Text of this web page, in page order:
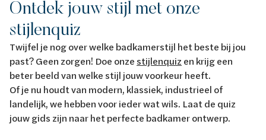
Ontdek jouw stijl met onze
stijlenquiz
Twijfel je nog over welke badkamerstijl het beste bij jou
past? Geen zorgen! Doe onze stijlenquiz en krijg een
beter beeld van welke stijl jouw voorkeur heeft.
Of je nu houdt van modern, klassiek, industrieel of
landelijk, we hebben voor ieder wat wils. Laat de quiz
jouw gids zijn naar het perfecte badkamer ontwerp.